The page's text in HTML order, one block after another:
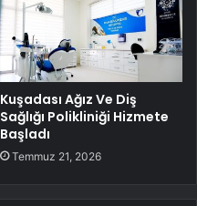
Kuşadası Ağız Ve Diş
Sağlığı Polikliniği Hizmete
Başladı
Temmuz 21, 2026